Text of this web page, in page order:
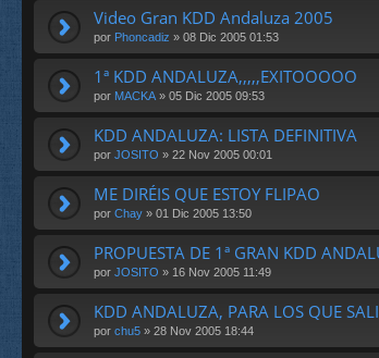
Video Gran KDD Andaluza 2005
por Phoncadiz » 08 Dic 2005 01:53
1ª KDD ANDALUZA,,,,,EXITOOOOO
por MACKA » 05 Dic 2005 09:53
KDD ANDALUZA: LISTA DEFINITIVA
por JOSITO » 22 Nov 2005 00:01
ME DIRÉIS QUE ESTOY FLIPAO
por Chay » 01 Dic 2005 13:50
PROPUESTA DE 1ª GRAN KDD
por JOSITO » 16 Nov 2005 11:49
KDD ANDALUZA, PARA LOS QUE
por chu5 » 28 Nov 2005 18:44